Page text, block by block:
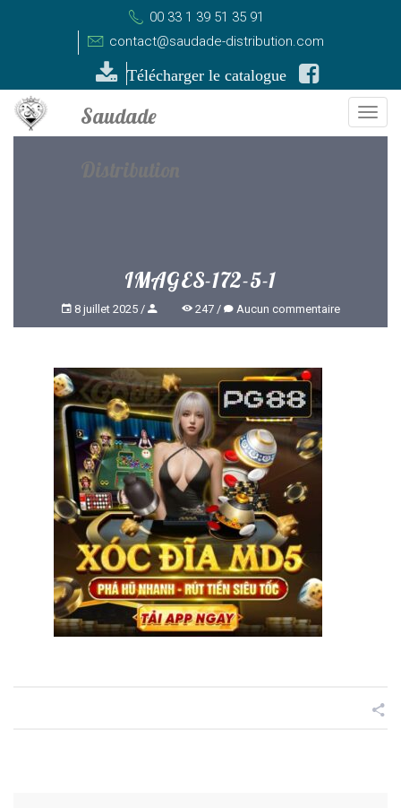
00 33 1 39 51 35 91
contact@saudade-distribution.com
Télécharger le catalogue
IMAGES-172-5-1
8 juillet 2025 247 Aucun commentaire